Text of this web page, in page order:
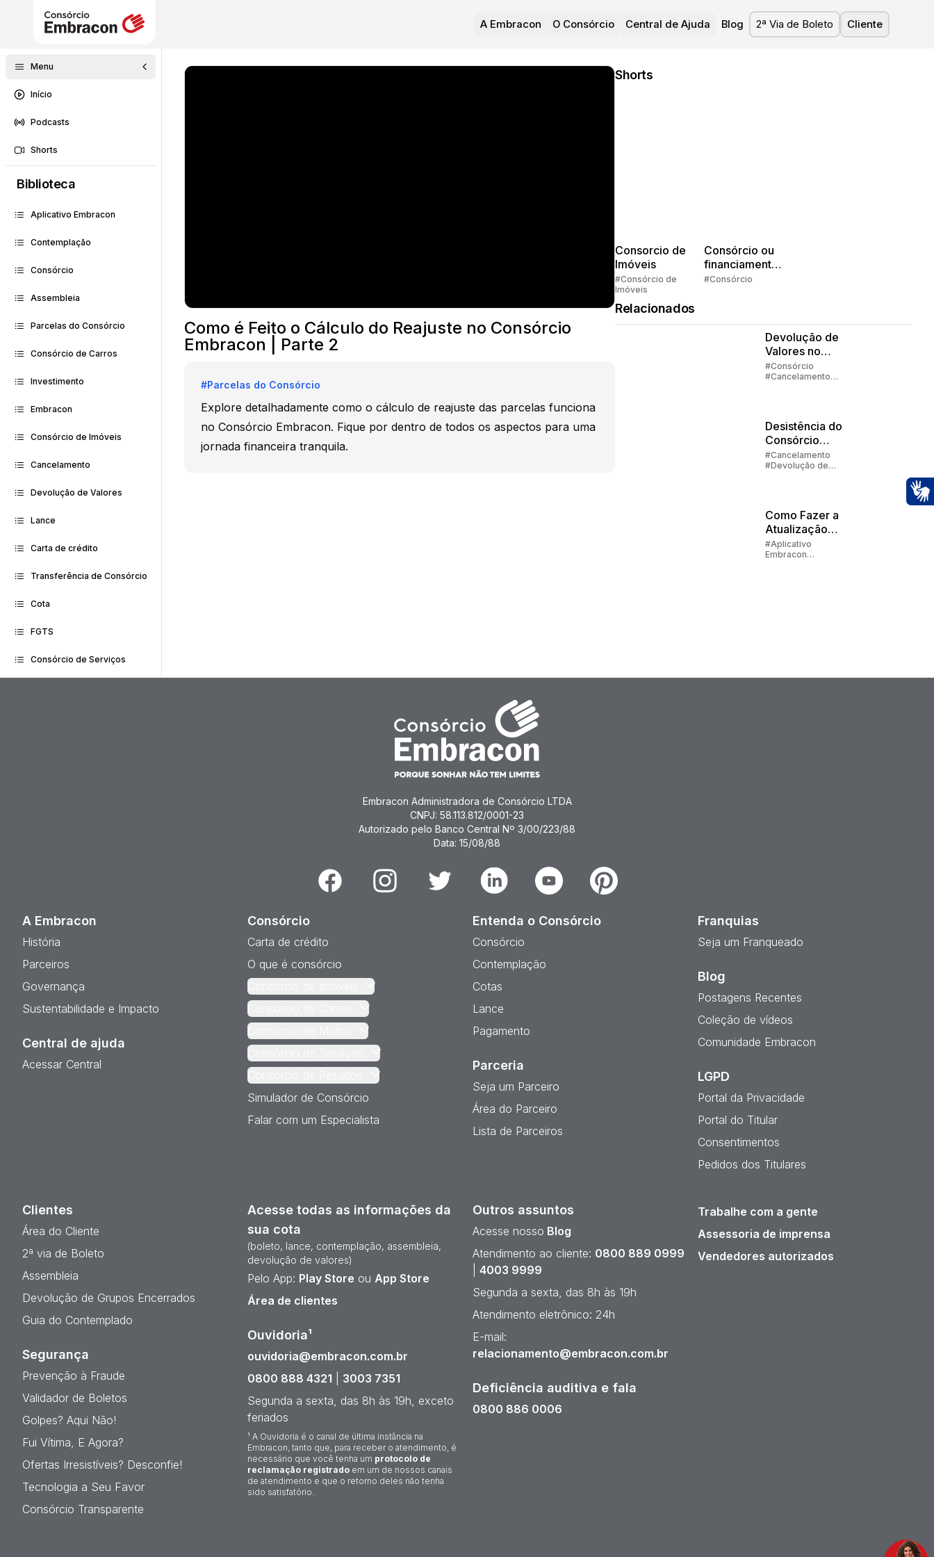
A Embracon O Consórcio Central de Ajuda Blog 2ª Via de Boleto Cliente
Menu
Início
Podcasts
Shorts
Biblioteca
Aplicativo Embracon
Contemplação
Consórcio
Assembleia
Parcelas do Consórcio
Consórcio de Carros
Investimento
Embracon
Consórcio de Imóveis
Cancelamento
Devolução de Valores
Lance
Carta de crédito
Transferência de Consórcio
Cota
FGTS
Consórcio de Serviços
Como é Feito o Cálculo do Reajuste no Consórcio
Embracon | Parte 2
#Parcelas do Consórcio
Explore detalhadamente como o cálculo de reajuste das parcelas funciona
no Consórcio Embracon. Fique por dentro de todos os aspectos para uma
jornada financeira tranquila.
Shorts
Consorcio de
Imóveis
#Consórcio de
Imóveis
Consórcio ou
financiamento?
Quem pensa
#Consórcio
Relacionados
Devolução de
Valores no
Consórcio -
Parte 1
#Consórcio
#Cancelamento
Desistência do
Consórcio
Parte 2 |
Devolução de
#Cancelamento
#Devolução de
Como Fazer a
Atualização
Cadastral na
Embracon
#Aplicativo
Embracon
Embracon Administradora de Consórcio LTDA
CNPJ: 58.113.812/0001-23
Autorizado pelo Banco Central Nº 3/00/223/88
Data: 15/08/88
Facebook Instagram Twitter Linkedin Youtube Pinterest
A Embracon
História
Parceiros
Governança
Sustentabilidade e Impacto
Central de ajuda
Acessar Central
Consórcio
Carta de crédito
O que é consórcio
Simulador de Consórcio
Falar com um Especialista
Entenda o Consórcio
Consórcio
Contemplação
Cotas
Lance
Pagamento
Parceria
Seja um Parceiro
Área do Parceiro
Lista de Parceiros
Franquias
Seja um Franqueado
Blog
Postagens Recentes
Coleção de vídeos
Comunidade Embracon
LGPD
Portal da Privacidade
Portal do Titular
Consentimentos
Pedidos dos Titulares
Clientes
Área do Cliente
2ª via de Boleto
Assembleia
Devolução de Grupos Encerrados
Guia do Contemplado
Segurança
Prevenção à Fraude
Validador de Boletos
Golpes? Aqui Não!
Fui Vítima, E Agora?
Ofertas Irresistíveis? Desconfie!
Tecnologia a Seu Favor
Consórcio Transparente
Acesse todas as informações da
sua cota
(boleto, lance, contemplação, assembleia,
devolução de valores)
Pelo App: Play Store ou App Store
Área de clientes
Ouvidoria¹
ouvidoria@embracon.com.br
0800 888 4321
3003 7351
Segunda a sexta, das 8h às 19h, exceto
feriados
¹ A Ouvidoria é o canal de última instância na
Embracon, tanto que, para receber o atendimento, é
necessário que você tenha um protocolo de
reclamação registrado em um de nossos canais
de atendimento e que o retorno deles não tenha
sido satisfatório.
Outros assuntos
Acesse nosso Blog
Atendimento ao cliente: 0800 889 0999
4003 9999
Segunda a sexta, das 8h às 19h
Atendimento eletrônico: 24h
E-mail:
relacionamento@embracon.com.br
Deficiência auditiva e fala
0800 886 0006
Trabalhe com a gente
Assessoria de imprensa
Vendedores autorizados